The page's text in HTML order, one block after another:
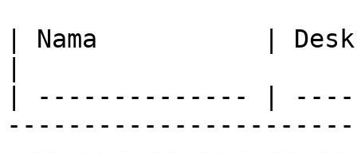
| Nama           |
| -------------- |